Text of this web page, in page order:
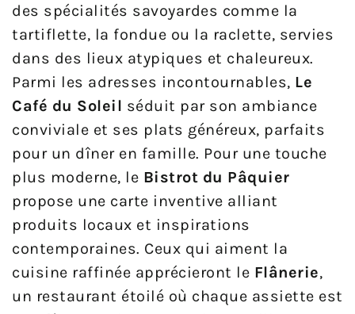
des spécialités savoyardes comme la
tartiflette, la fondue ou la raclette, servies
dans des lieux atypiques et chaleureux.
Parmi les adresses incontournables, Le
Café du Soleil séduit par son ambiance
conviviale et ses plats généreux, parfaits
pour un dîner en famille. Pour une touche
plus moderne, le Bistrot du Pâquier
propose une carte inventive alliant
produits locaux et inspirations
contemporaines. Ceux qui aiment la
cuisine raffinée apprécieront le Flânerie,
un restaurant étoilé où chaque assiette est